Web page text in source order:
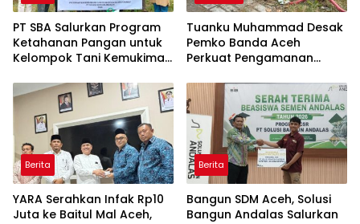
PT SBA Salurkan Program
Ketahanan Pangan untuk
Kelompok Tani Kemukiman
Tuanku Muhammad Desak
Pemko Banda Aceh
Perkuat Pengamanan
Berita
YARA Serahkan Infak Rp10
Juta ke Baitul Mal Aceh,
Berita
Bangun SDM Aceh, Solusi
Bangun Andalas Salurkan